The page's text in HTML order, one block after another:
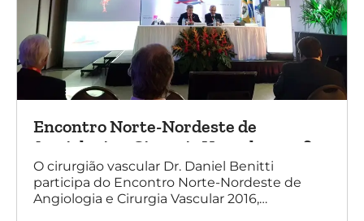
Encontro Norte-Nordeste de
Angiologia e Cirurgia Vascular 2016
O cirurgião vascular Dr. Daniel Benitti
participa do Encontro Norte-Nordeste de
Angiologia e Cirurgia Vascular 2016,